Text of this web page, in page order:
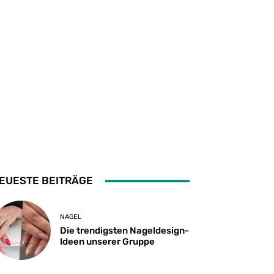
BEITRÄGE
NAGEL
Die trendigsten Nageldesign-
Ideen unserer Gruppe